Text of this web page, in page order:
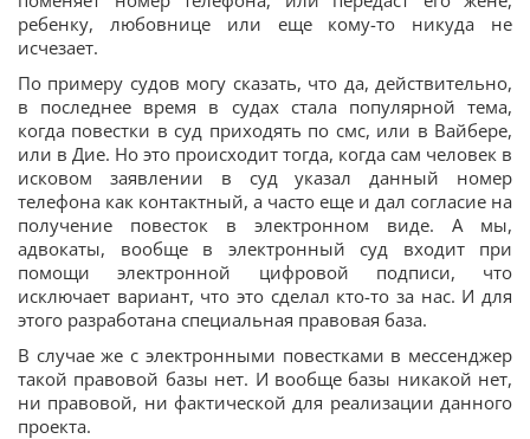
ребенку, любовнице или еще кому-то никуда не
исчезает.
По примеру судов могу сказать, что да, действительно,
в последнее время в судах стала популярной тема,
когда повестки в суд приходять по смс, или в Вайбере,
или в Дие. Но это происходит тогда, когда сам человек в
исковом заявлении в суд указал данный номер
телефона как контактный, а часто еще и дал согласие на
получение повесток в электронном виде. А мы,
адвокаты, вообще в электронный суд входит при
помощи электронной цифровой подписи, что
исключает вариант, что это сделал кто-то за нас. И для
этого разработана специальная правовая база.
В случае же с электронными повестками в мессенджер
такой правовой базы нет. И вообще базы никакой нет,
ни правовой, ни фактической для реализации данного
проекта.